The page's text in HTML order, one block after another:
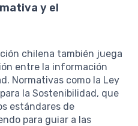
y el
chilena también juega
entre la información
Normativas como la Ley
la Sostenibilidad, que
estándares de
para guiar a las